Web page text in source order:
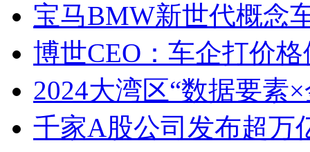
宝马BMW新世代概念
博世CEO：车企打价
2024大湾区“数据要素
千家A股公司发布超万